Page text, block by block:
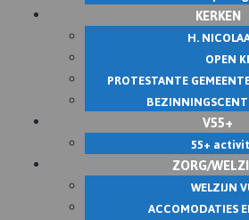
KERKEN
H.
OPEN
PROTESTANTE
V55+
55+
ZORG/
WELZIJN
ACCOMODATIES